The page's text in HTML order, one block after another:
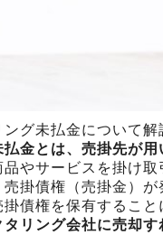
グ未払金について解
金とは、売掛先が用
品やサービスを掛け取
掛債権（売掛金）が
債権を保有すること
タリング会社に売却す